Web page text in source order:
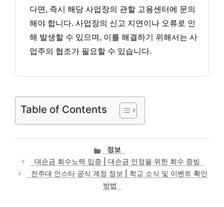
다면, 즉시 해당 사업장의 관할 고용센터에 문의
해야 합니다. 사업장의 신고 지연이나 오류로 인
해 발생할 수 있으며, 이를 해결하기 위해서는 사
업주의 협조가 필요할 수 있습니다.
Table of Contents
카
테
고
리
정보
대손금 회수노력 입증 | 대손금 인정을 위한 회수 증빙
전주대 인스타 공식 계정 정보 | 학교 소식 및 이벤트 확인
방법